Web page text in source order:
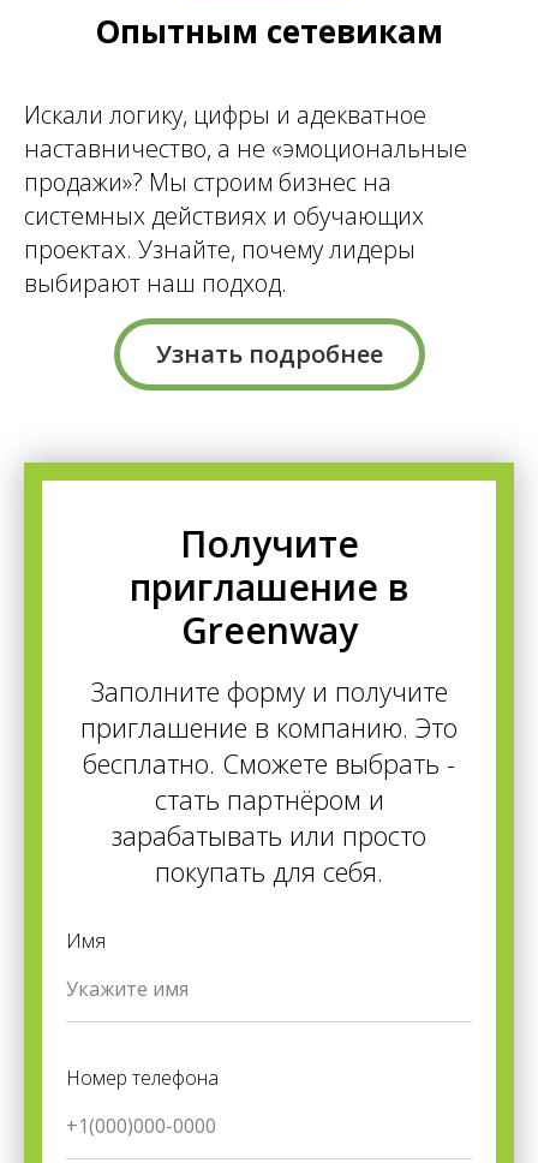
Опытным сетевикам
Искали логику, цифры и адекватное
наставничество, а не «эмоциональные
продажи»? Мы строим бизнес на
системных действиях и обучающих
проектах. Узнайте, почему лидеры
выбирают наш подход.
Узнать подробнее
Получите
приглашение в
Greenway
Заполните форму и получите
приглашение в компанию. Это
бесплатно. Сможете выбрать -
стать партнёром и
зарабатывать или просто
покупать для себя.
Имя
Номер телефона